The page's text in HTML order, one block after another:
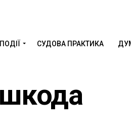
ПОДІЇ СУДОВА ПРАКТИКА